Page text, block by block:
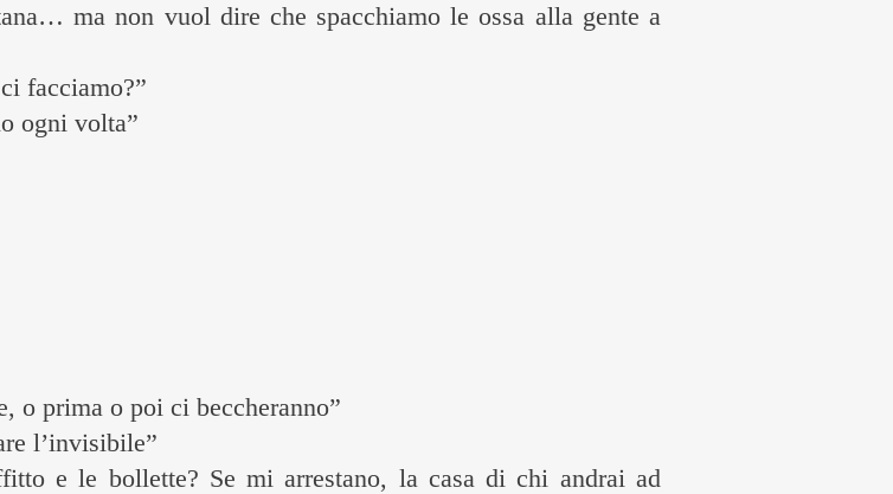
ma non vuol dire che spacchiamo le ossa alla gente a
facciamo?”
ogni volta”
o prima o poi ci beccheranno”
l’invisibile”
e le bollette? Se mi arrestano, la casa di chi andrai ad